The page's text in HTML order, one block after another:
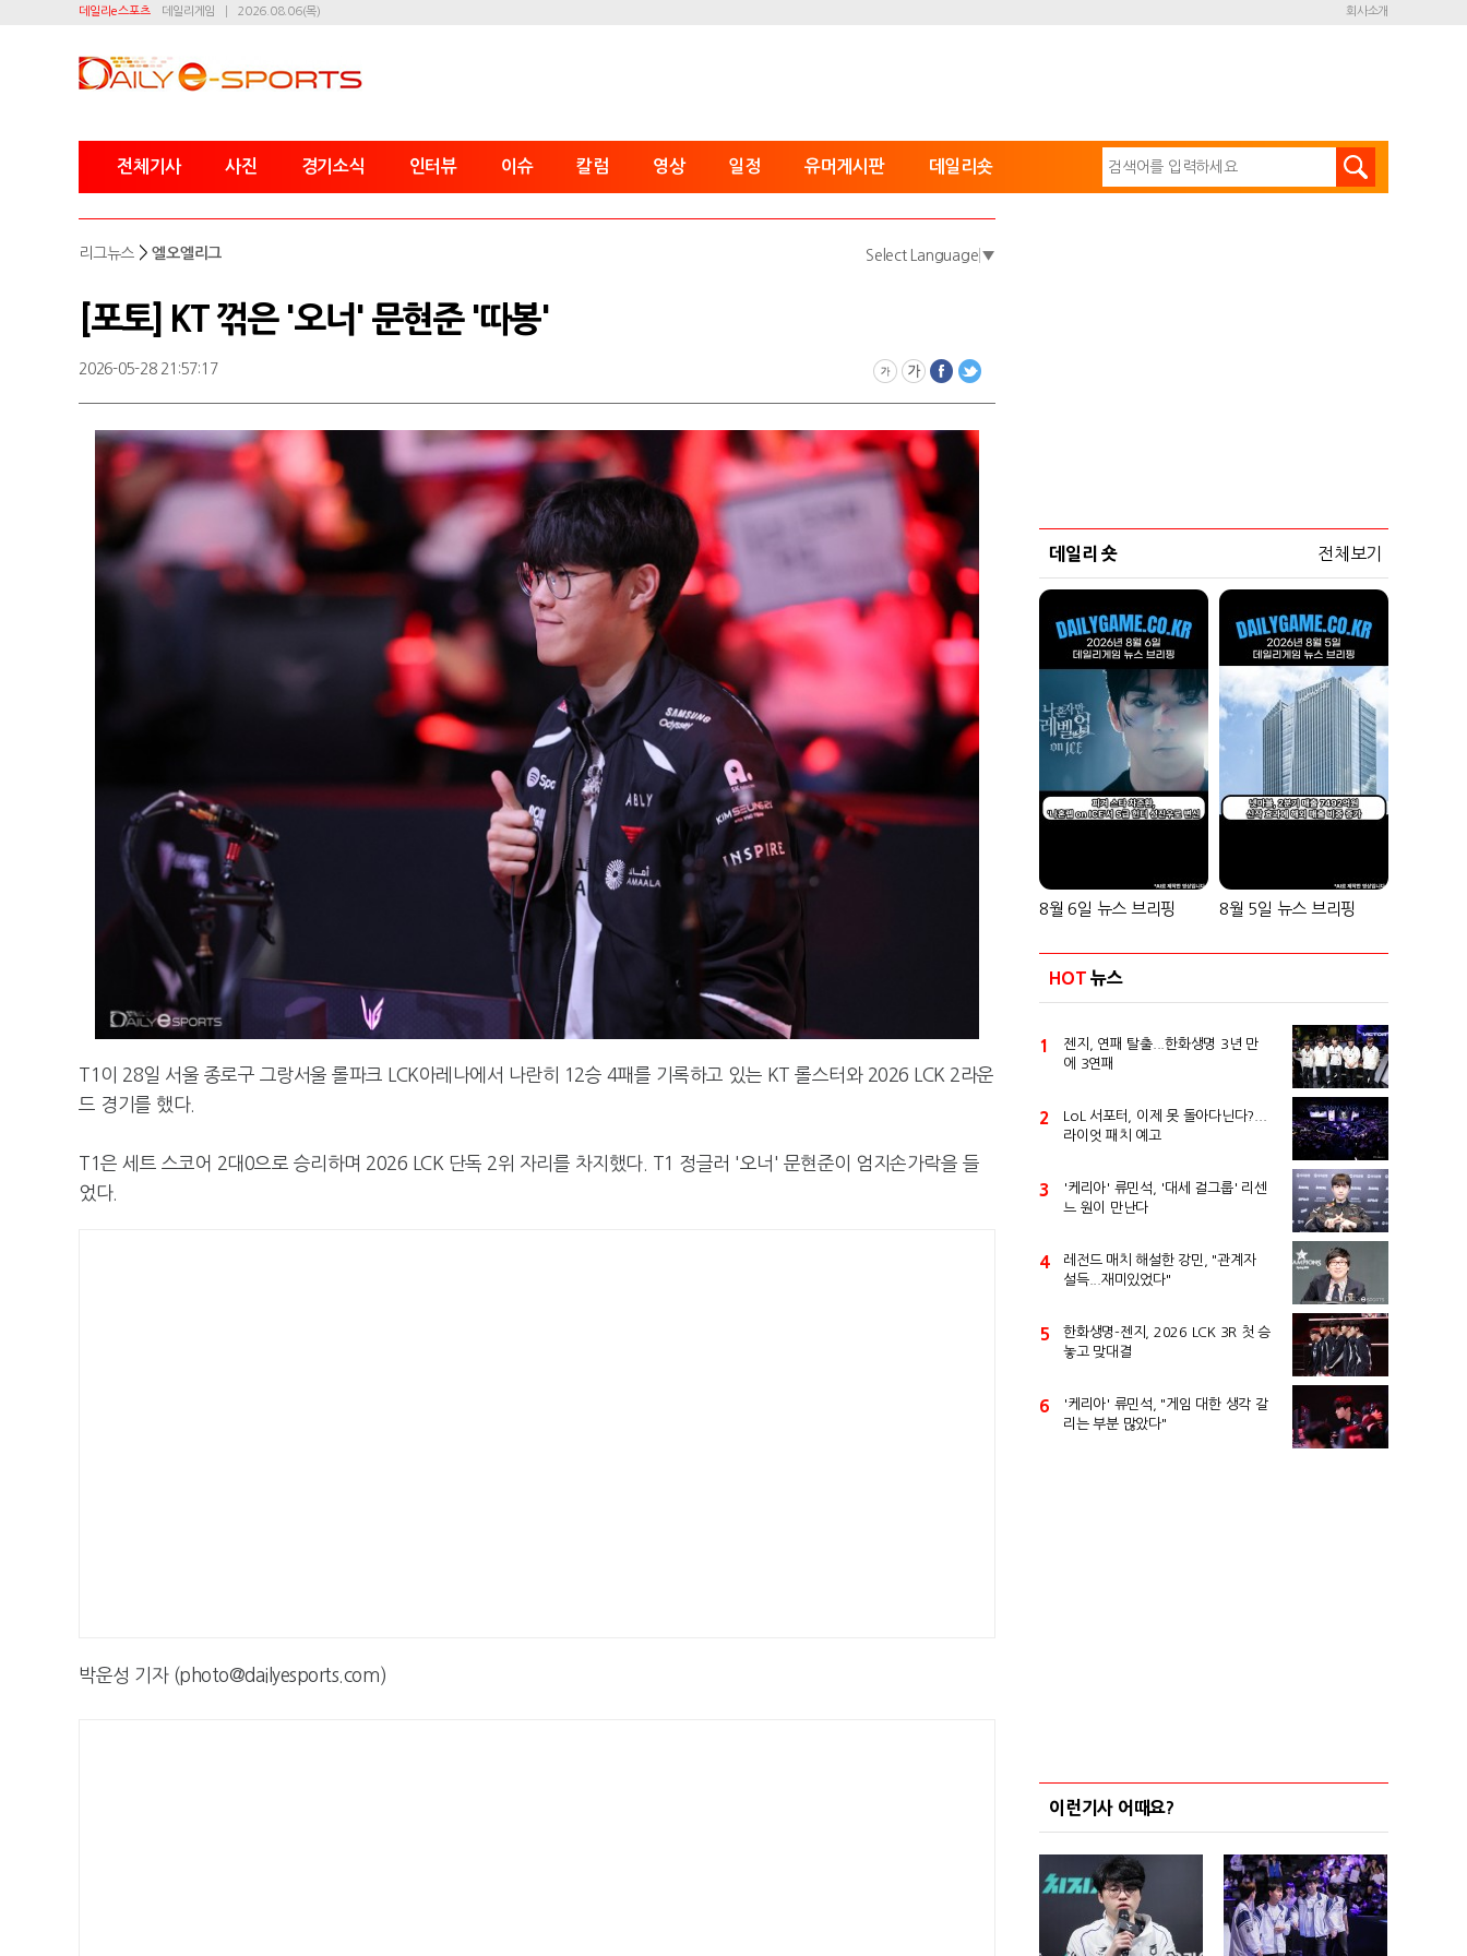
데일리e스포츠 데일리게임 2026.08.06(목) 회사소개
전체기사 사진 경기소식 인터뷰 이슈 칼럼 영상 일정 유머게시판 데일리숏
리그뉴스 >엘오엘리그 Select Language ▼
[포토] KT 꺾은 '오너' 문현준 '따봉'
2026-05-28 21:57:17
T1이 28일 서울 종로구 그랑서울 롤파크 LCK아레나에서 나란히 12승 4패를 기록하고 있는 KT 롤스터와 2026 LCK 2라운
드 경기를 했다.
T1은 세트 스코어 2대0으로 승리하며 2026 LCK 단독 2위 자리를 차지했다. T1 정글러 '오너' 문현준이 엄지손가락을 들
었다.
박운성 기자 (photo@dailyesports.com)
데일리 숏 전체보기
8월 6일 뉴스 브리핑 8월 5일 뉴스 브리핑
HOT 뉴스
1
젠지, 연패 탈출...한화생명 3년 만
에 3연패
2
LoL 서포터, 이제 못 돌아다닌다?...
라이엇 패치 예고
3
'케리아' 류민석, '대세 걸그룹' 리센
느 원이 만난다
4
레전드 매치 해설한 강민, "관계자
설득...재미있었다"
5
한화생명-젠지, 2026 LCK 3R 첫 승
놓고 맞대결
6
'케리아' 류민석, "게임 대한 생각 갈
리는 부분 많았다"
이런기사 어때요?